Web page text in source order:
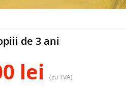
de 3 ani
lei (cu TVA)